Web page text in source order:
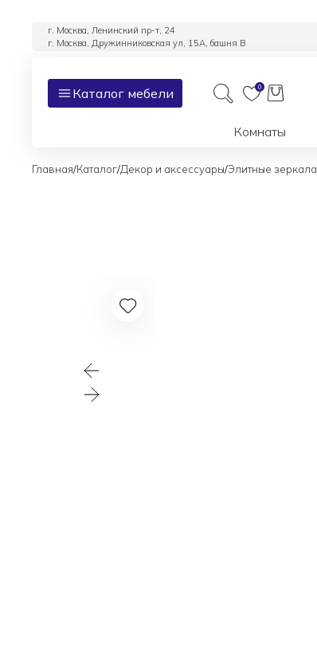
г. Москва, Ленинский пр-т, 24
г. Москва, Дружинниковская ул, 15А, башня В
Каталог мебели 0
Комнаты
Главная/Каталог/Декор и аксессуары/Элитные зеркала